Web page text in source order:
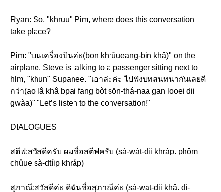
Ryan: So, "khruu" Pim, where does this conversation
take place?
Pim: "บนเครื่องบินค่ะ(bon khrûueang-bin khâ)" on the
airplane. Steve is talking to a passenger sitting next to
him, "khun" Supanee. "เอาล่ะค่ะ ไปฟังบทสนทนากันเลยดี
กว่า(ao lâ khâ bpai fang bòt sŏn-thá-naa gan looei dii
gwàa)" "Let’s listen to the conversation!"
DIALOGUES
สตีฟ:สวัสดีครับ ผมชื่อสตีฟครับ (sà-wàt-dii khráp. phǒm
chûue sà-dtíip khráp)
สุภาณี:สวัสดีค่ะ ดิฉันชื่อสุภาณีค่ะ (sà-wàt-dii khâ. dì-